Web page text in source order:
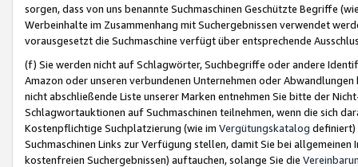
sorgen, dass von uns benannte Suchmaschinen Geschützte Begriffe
Werbeinhalte im Zusammenhang mit Suchergebnissen verwendet
vorausgesetzt die Suchmaschine verfügt über entsprechende
(f) Sie werden nicht auf Schlagwörter, Suchbegriffe oder andere
Amazon oder unseren verbundenen Unternehmen oder
nicht abschließende Liste unserer Marken entnehmen Sie bitte der
Schlagwortauktionen auf Suchmaschinen teilnehmen, wenn die sich
Kostenpflichtige Suchplatzierung (wie im Vergütungskatalog definiert)
Suchmaschinen Links zur Verfügung stellen, damit Sie bei
kostenfreien Suchergebnissen) auftauchen, solange Sie die